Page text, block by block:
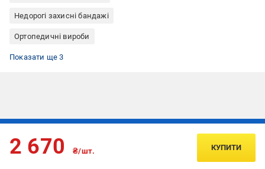
Недорогі захисні бандажі
Ортопедичні вироби
Все для бігу
Лікувальні наколінники
Наколінники при артриті і артрозі
Показати ще 3
2 670 ₴/шт. КУПИТИ
Підписуйтесь, щоб дізнаватись першим про акції та пропозиції
ПІДПИСАТИСЯ